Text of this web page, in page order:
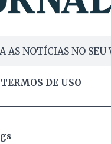
AS NOTÍCIAS NO SEU
TERMOS DE USO